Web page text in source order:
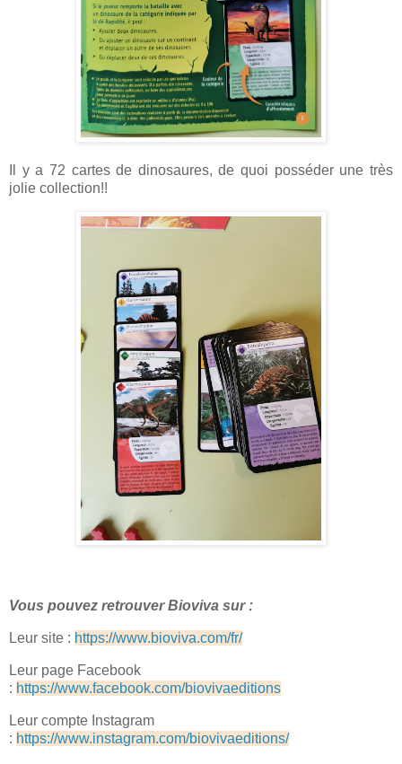
Il y a 72 cartes de dinosaures, de quoi posséder une très
jolie collection!!
Vous pouvez retrouver Bioviva sur :
Leur site : https://www.bioviva.com/fr/
Leur page Facebook
: https://www.facebook.com/biovivaeditions
Leur compte Instagram
: https://www.instagram.com/biovivaeditions/